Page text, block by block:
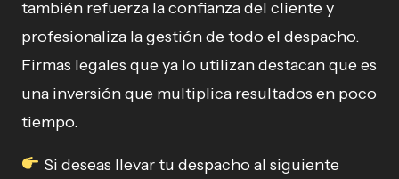
también refuerza la confianza del cliente y
profesionaliza la gestión de todo el despacho.
Firmas legales que ya lo utilizan destacan que es
una inversión que multiplica resultados en poco
tiempo.
Si deseas llevar tu despacho al siguiente